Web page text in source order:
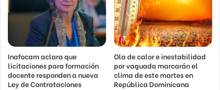
Inafocam aclara que
licitaciones para formación
docente responden a nueva
Ley de Contrataciones
Ola de calor e inestabilidad
por vaguada marcarán el
clima de este martes en
República Dominicana